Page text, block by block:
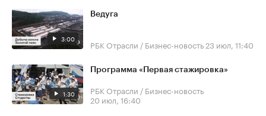
3:00
Ведуга
РБК Отрасли / Бизнес-новость 23 июл, 11:40
1:30
Программа «Первая стажировка»
РБК Отрасли / Бизнес-новость
20 июл, 16:40